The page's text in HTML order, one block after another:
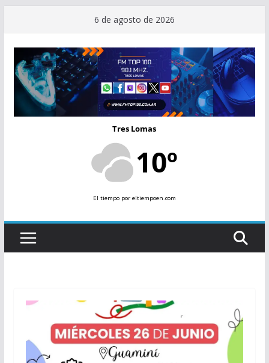
contenido
6 de agosto de 2026
Tres Lomas
10º
El tiempopor eltiempoen.com